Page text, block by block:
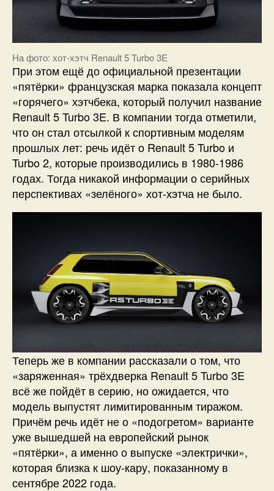
На фото: хот-хэтч Renault 5 Turbo 3E
При этом ещё до официальной презентации
«пятёрки» французская марка показала концепт
«горячего» хэтчбека, который получил название
Renault 5 Turbo 3E. В компании тогда отметили,
что он стал отсылкой к спортивным моделям
прошлых лет: речь идёт о Renault 5 Turbo и
Turbo 2, которые производились в 1980-1986
годах. Тогда никакой информации о серийных
перспективах «зелёного» хот-хэтча не было.
Теперь же в компании рассказали о том, что
«заряженная» трёхдверка Renault 5 Turbo 3E
всё же пойдёт в серию, но ожидается, что
модель выпустят лимитированным тиражом.
Причём речь идёт не о «подогретом» варианте
уже вышедшей на европейский рынок
«пятёрки», а именно о выпуске «электрички»,
которая близка к шоу-кару, показанному в
сентябре 2022 года.